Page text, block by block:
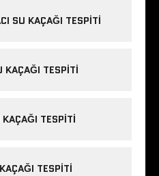
SU KAÇAĞI TESPITI
KAÇAĞI TESPITI
TESPITI
TESPITI